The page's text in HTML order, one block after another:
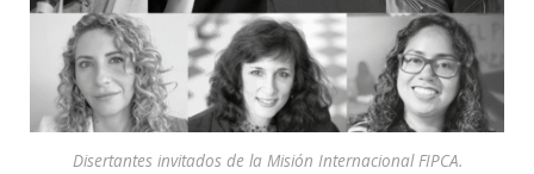
Disertantes invitados de la Misión Internacional FIPCA.